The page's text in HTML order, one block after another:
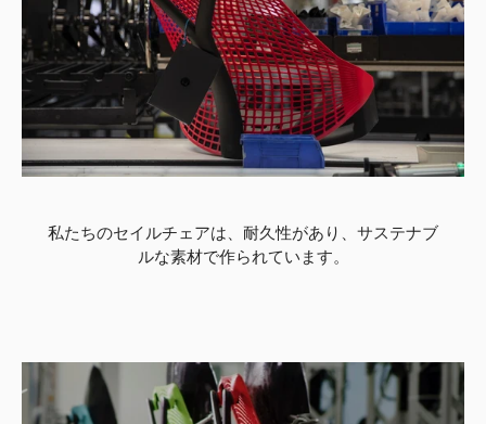
私たちのセイルチェアは、耐久性があり、サステナブ
ルな素材で作られています。